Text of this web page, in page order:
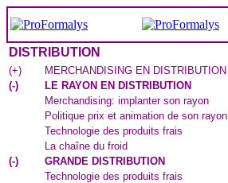
DISTRIBUTION
(+)
MERCHANDISING EN DISTRIBUTION
(-)
LE RAYON EN DISTRIBUTION
Merchandising: implanter son rayon
Politique prix et animation de son rayon
Technologie des produits frais
La chaîne du froid
(-)
GRANDE DISTRIBUTION
Technologie des produits frais